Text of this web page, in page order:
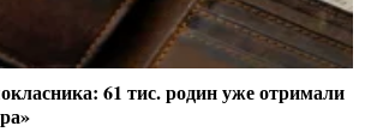
61 тис. родин уже отримали